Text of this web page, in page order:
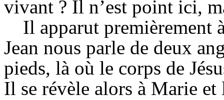
vivant ? Il n’est point ici,
Il apparut premièrement
Jean nous parle de deux
pieds, là où le corps de
Il se révèle alors à Marie